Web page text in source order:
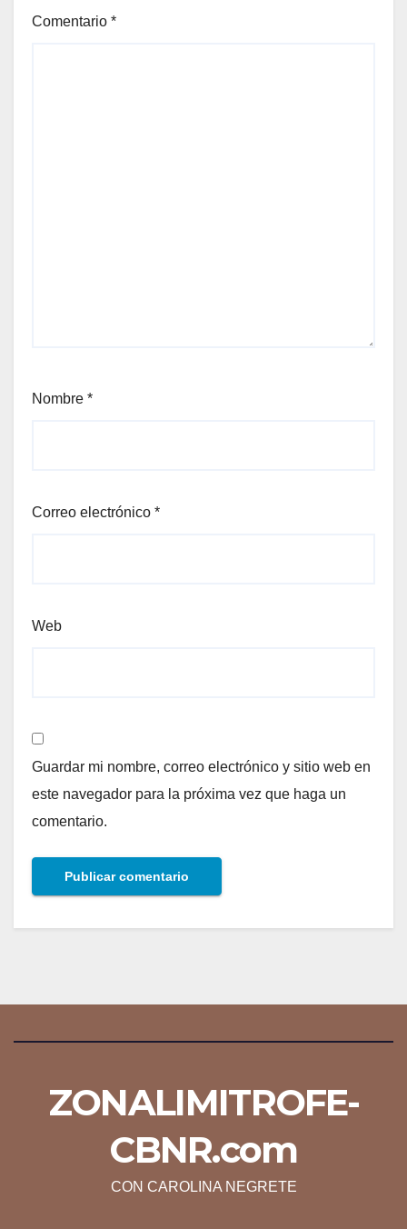
Comentario *
Nombre *
Correo electrónico *
Web
Guardar mi nombre, correo electrónico y sitio web en
este navegador para la próxima vez que haga un
comentario.
ZONALIMITROFE-
CBNR.com
CON CAROLINA NEGRETE